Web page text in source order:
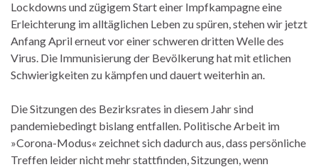
Lockdowns und zügigem Start einer Impfkampagne eine
Erleichterung im alltäglichen Leben zu spüren, stehen wir jetzt
Anfang April erneut vor einer schweren dritten Welle des
Virus. Die Immunisierung der Bevölkerung hat mit etlichen
Schwierigkeiten zu kämpfen und dauert weiterhin an.
Die Sitzungen des Bezirksrates in diesem Jahr sind
pandemiebedingt bislang entfallen. Politische Arbeit im
»Corona-Modus« zeichnet sich dadurch aus, dass persönliche
Treffen leider nicht mehr stattfinden, Sitzungen, wenn